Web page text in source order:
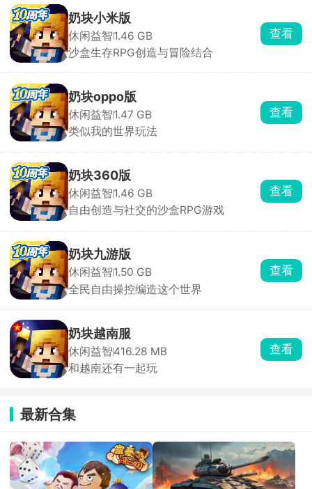
讯
版、
苹
果
等
多
个
渠
的
版
本
这
国
内
自
研
沙
盒
RPG
社
游
戏，
尽
管
与
奶块小米版
休闲益智1.46 GB
沙盒生存RPG创造与冒险结合
查看
奶块oppo版
休闲益智1.47 GB
类似我的世界玩法
查看
奶块360版
休闲益智1.46 GB
自由创造与社交的沙盒RPG游戏
查看
奶块九游版
休闲益智1.50 GB
全民自由操控编造这个世界
查看
奶块越南服
休闲益智416.28 MB
和越南还有一起玩
查看
最新合集